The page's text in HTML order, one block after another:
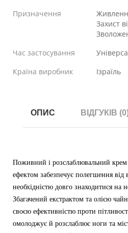
Призначення
Захист
Час застосування
Країна виробник
Ізраїль
ОПИС ВІДГУКІВ
Поживний і розслаблювальний
ефектом забезпечує полегшення
необхідністю довго знаходитися на
Збагачений екстрактом та олією
своєю ефективністю проти
омолоджує й розслаблює ноги та